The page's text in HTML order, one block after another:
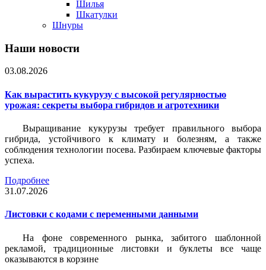
Шилья
Шкатулки
Шнуры
Наши новости
03.08.2026
Как вырастить кукурузу с высокой регулярностью
урожая: секреты выбора гибридов и агротехники
Выращивание кукурузы требует правильного выбора
гибрида, устойчивого к климату и болезням, а также
соблюдения технологии посева. Разбираем ключевые факторы
успеха.
Подробнее
31.07.2026
Листовки c кодами с переменными данными
На фоне современного рынка, забитого шаблонной
рекламой, традиционные листовки и буклеты все чаще
оказываются в корзине